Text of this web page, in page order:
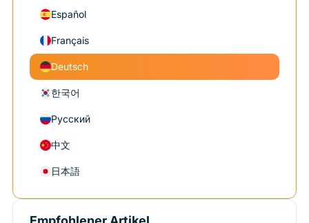
Español
Français
Deutsch
한국어
Русский
中文
日本語